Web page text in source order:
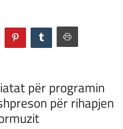
për programin
për rihapjen